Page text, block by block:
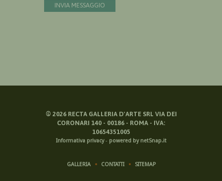
INVIA MESSAGGIO
© 2026RECTA GALLERIA D'ARTE SRL VIA DEI
CORONARI 140 - 00186 - ROMA - IVA:
10654351005
Informativa privacy- powered by netSnap.it
GALLERIA CONTATTI SITEMAP